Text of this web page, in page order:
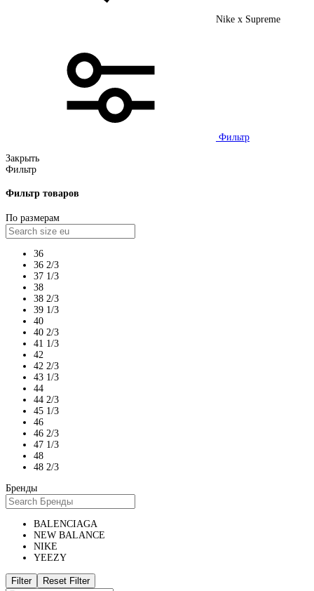
Nike x Supreme
Фильтр
Закрыть
Фильтр
Фильтр товаров
По размерам
36
36 2/3
37 1/3
38
38 2/3
39 1/3
40
40 2/3
41 1/3
42
42 2/3
43 1/3
44
44 2/3
45 1/3
46
46 2/3
47 1/3
48
48 2/3
Бренды
BALENCIAGA
NEW BALANCE
NIKE
YEEZY
Filter Reset Filter